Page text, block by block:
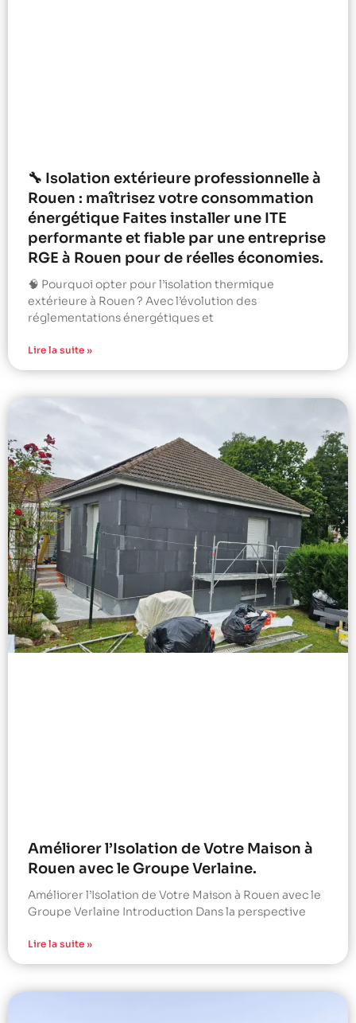
🔧 Isolation extérieure professionnelle à
Rouen : maîtrisez votre consommation
énergétique Faites installer une ITE
performante et fiable par une entreprise
RGE à Rouen pour de réelles économies.
🧠 Pourquoi opter pour l’isolation thermique
extérieure à Rouen ? Avec l’évolution des
réglementations énergétiques et
Lire la suite »
Améliorer l’Isolation de Votre Maison à
Rouen avec le Groupe Verlaine.
Améliorer l’Isolation de Votre Maison à Rouen avec le
Groupe Verlaine Introduction Dans la perspective
Lire la suite »